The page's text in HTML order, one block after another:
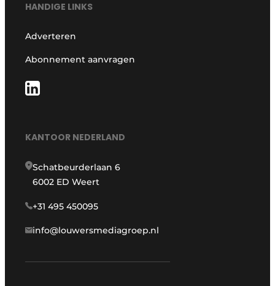
HANDIGE LINKS
Adverteren
Abonnement aanvragen
KANTOOR NEDERLAND
Schatbeurderlaan 6
6002 ED Weert
+31 495 450095
info@louwersmediagroep.nl